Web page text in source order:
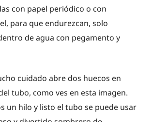
con papel periódico o con
para que endurezcan, solo
de agua con pegamento y
cuidado abre dos huecos en
tubo, como ves en esta imagen.
un hilo y listo el tubo se puede usar